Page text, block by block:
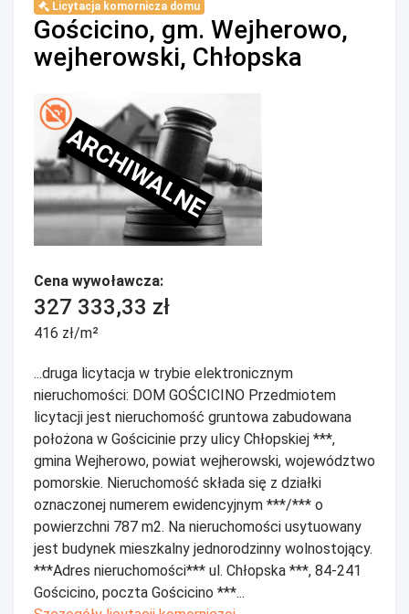
Licytacja komornicza domu
Gościcino, gm. Wejherowo,
wejherowski, Chłopska
ARCHIWALNE
Cena wywoławcza:
327 333,33 zł
416 zł/m²
...druga licytacja w trybie elektronicznym
nieruchomości: DOM GOŚCICINO Przedmiotem
licytacji jest nieruchomość gruntowa zabudowana
położona w Gościcinie przy ulicy Chłopskiej ***,
gmina Wejherowo, powiat wejherowski, województwo
pomorskie. Nieruchomość składa się z działki
oznaczonej numerem ewidencyjnym ***/*** o
powierzchni 787 m2. Na nieruchomości usytuowany
jest budynek mieszkalny jednorodzinny wolnostojący.
***Adres nieruchomości*** ul. Chłopska ***, 84-241
Gościcino, poczta Gościcino ***...